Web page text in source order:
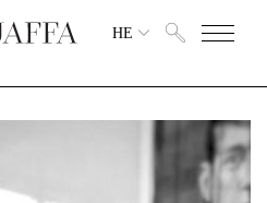
HE